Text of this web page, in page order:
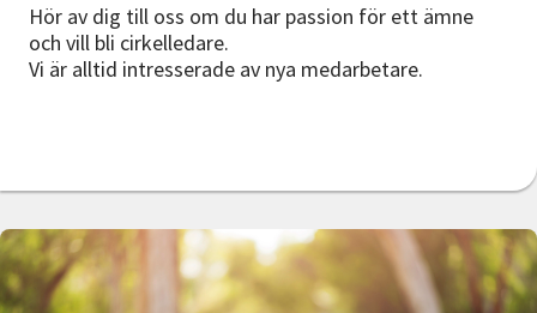
Hör av dig till oss om du har passion för ett ämne
och vill bli cirkelledare.
Vi är alltid intresserade av nya medarbetare.